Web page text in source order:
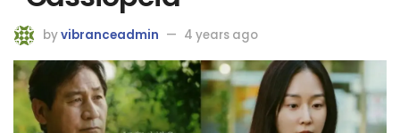
byvibranceadmin 4 years ago